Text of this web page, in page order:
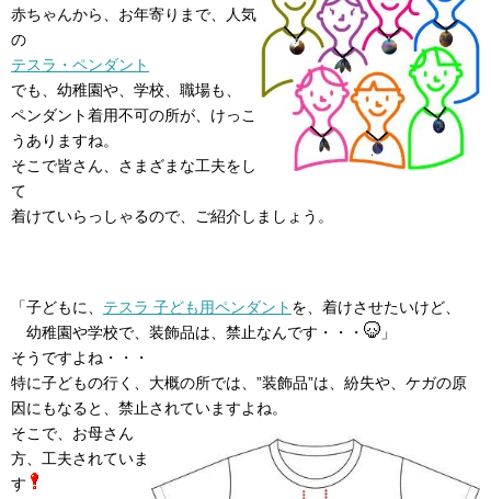
赤ちゃんから、お年寄りまで、人気
の
テスラ・ペンダント
でも、幼稚園や、学校、職場も、
ペンダント着用不可の所が、けっこ
うありますね。
そこで皆さん、さまざまな工夫をし
て
着けていらっしゃるので、ご紹介しましょう。
「子どもに、 テスラ 子ども用ペンダント を、着けさせたいけど、
幼稚園や学校で、装飾品は、禁止なんです・・・
」
そうですよね・・・
特に子どもの行く、大概の所では、”装飾品”は、紛失や、ケガの原
因にもなると、禁止されていますよね。
そこで、お母さん
方、工夫されていま
す